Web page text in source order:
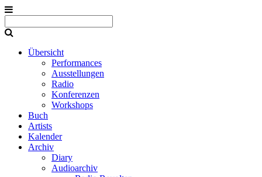
Übersicht
Performances
Ausstellungen
Radio
Konferenzen
Workshops
Buch
Artists
Kalender
Archiv
Diary
Audioarchiv